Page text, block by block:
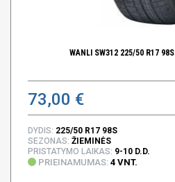
WANLI SW312 225/50 R17 98S
73,00 €
DYDIS: 225/50 R17 98S
SEZONAS: ŽIEMINĖS
PRISTATYMO LAIKAS: 9-10 D.D.
PRIEINAMUMAS: 4 VNT.